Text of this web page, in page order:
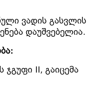
ვადის გასვლის
დაუშვებელია.
II, გაიცემა